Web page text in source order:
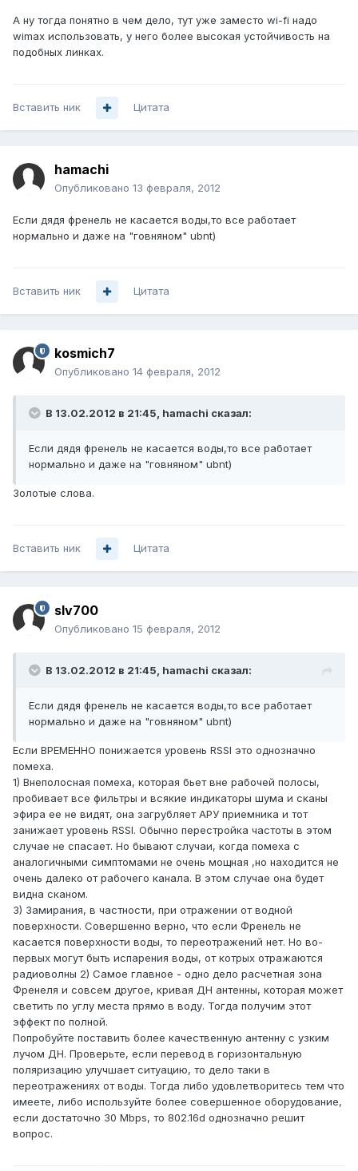
А ну тогда понятно в чем дело, тут уже заместо wi-fi надо
wimax использовать, у него более высокая устойчивость на
подобных линках.
Вставить ник Цитата
hamachi
Опубликовано 13 февраля, 2012
Если дядя френель не касается воды,то все работает
нормально и даже на "говняном" ubnt)
Вставить ник Цитата
kosmich7
Опубликовано 14 февраля, 2012
В 13.02.2012 в 21:45, hamachi сказал:
Если дядя френель не касается воды,то все работает
нормально и даже на "говняном" ubnt)
Золотые слова.
Вставить ник Цитата
slv700
Опубликовано 15 февраля, 2012
В 13.02.2012 в 21:45, hamachi сказал:
Если дядя френель не касается воды,то все работает
нормально и даже на "говняном" ubnt)
Если ВРЕМЕННО понижается уровень RSSI это однозначно
помеха.
1) Внеполосная помеха, которая бьет вне рабочей полосы,
пробивает все фильтры и всякие индикаторы шума и сканы
эфира ее не видят, она загрубляет АРУ приемника и тот
занижает уровень RSSI. Обычно перестройка частоты в этом
случае не спасает. Но бывают случаи, когда помеха с
аналогичными симптомами не очень мощная ,но находится не
очень далеко от рабочего канала. В этом случае она будет
видна сканом.
3) Замирания, в частности, при отражении от водной
поверхности. Совершенно верно, что если Френель не
касается поверхности воды, то переотражений нет. Но во-
первых могут быть испарения воды, от котрых отражаются
радиоволны 2) Самое главное - одно дело расчетная зона
Френеля и совсем другое, кривая ДН антенны, которая может
светить по углу места прямо в воду. Тогда получим этот
эффект по полной.
Попробуйте поставить более качественную антенну с узким
лучом ДН. Проверьте, если перевод в горизонтальную
поляризацию улучшает ситуацию, то дело таки в
переотражениях от воды. Тогда либо удовлетворитесь тем что
имеете, либо используйте более совершенное оборудование,
если достаточно 30 Mbps, то 802.16d однозначно решит
вопрос.